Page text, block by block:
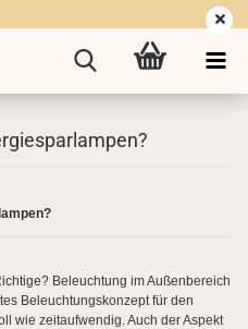
Beleuchtung im Außenbereich
Beleuchtungskonzept für den
wie zeitaufwendig. Auch der Aspekt